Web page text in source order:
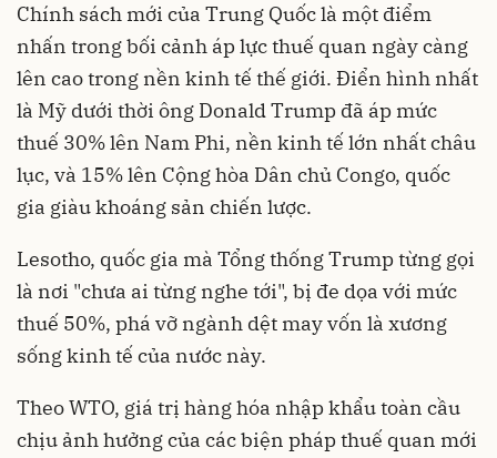
Chính sách mới của Trung Quốc là một điểm
nhấn trong bối cảnh áp lực thuế quan ngày càng
lên cao trong nền kinh tế thế giới. Điển hình nhất
là Mỹ dưới thời ông Donald Trump đã áp mức
thuế 30% lên Nam Phi, nền kinh tế lớn nhất châu
lục, và 15% lên Cộng hòa Dân chủ Congo, quốc
gia giàu khoáng sản chiến lược.
Lesotho, quốc gia mà Tổng thống Trump từng gọi
là nơi "chưa ai từng nghe tới", bị đe dọa với mức
thuế 50%, phá vỡ ngành dệt may vốn là xương
sống kinh tế của nước này.
Theo WTO, giá trị hàng hóa nhập khẩu toàn cầu
chịu ảnh hưởng của các biện pháp thuế quan mới